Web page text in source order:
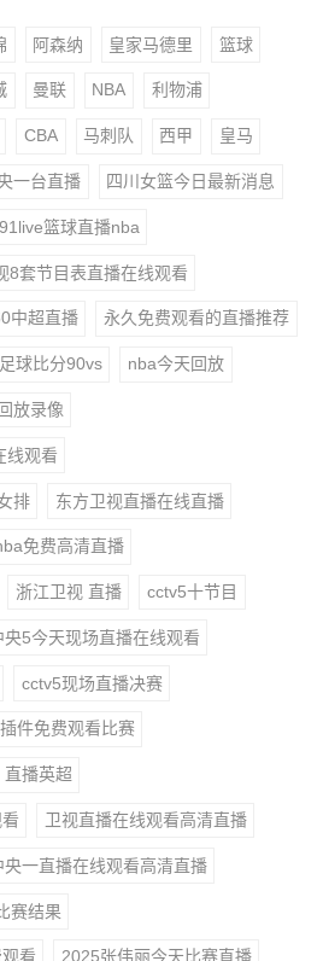
阿森纳 皇家马德里 篮球
曼联 NBA 利物浦
CBA 马刺队 西甲 皇马
一台直播 四川女篮今日最新消息
91live篮球直播nba
8套节目表直播在线观看
中超直播 永久免费观看的直播推荐
足球比分90vs nba今天回放
放录像
线观看
排 东方卫视直播在线直播
免费高清直播
浙江卫视 直播 cctv5十节目
央5今天现场直播在线观看
cctv5现场直播决赛
件免费观看比赛
直播英超
卫视直播在线观看高清直播
央一直播在线观看高清直播
赛结果
看 2025张伟丽今天比赛直播